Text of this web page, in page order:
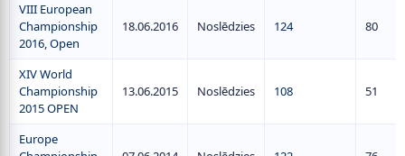
VIII European
Championship
2016, Open
18.06.2016 Noslēdzies 124 80
XIV World
Championship
2015 OPEN
13.06.2015 Noslēdzies 108 51
Europe